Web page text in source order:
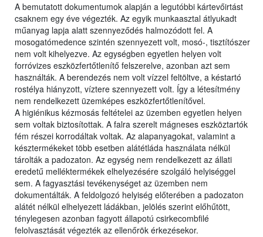
A bemutatott dokumentumok alapján a legutóbbi kártevőirtást
csaknem egy éve végezték. Az egyik munkaasztal átlyukadt
műanyag lapja alatt szennyeződés halmozódott fel. A
mosogatómedence szintén szennyezett volt, mosó-, tisztítószer
nem volt kihelyezve. Az egységben egyetlen helyen volt
forróvizes eszközfertőtlenítő felszerelve, azonban azt sem
használták. A berendezés nem volt vízzel feltöltve, a késtartó
rostélya hiányzott, víztere szennyezett volt. Így a létesítmény
nem rendelkezett üzemképes eszközfertőtlenítővel.
A higiénikus kézmosás feltételei az üzemben egyetlen helyen
sem voltak biztosítottak. A falra szerelt mágneses eszköztartók
fém részei korrodáltak voltak. Az alapanyagokat, valamint a
késztermékeket több esetben alátétláda használata nélkül
tárolták a padozaton. Az egység nem rendelkezett az állati
eredetű melléktermékek elhelyezésére szolgáló helyiséggel
sem. A fagyasztási tevékenységet az üzemben nem
dokumentálták. A feldolgozó helyiség előterében a padozaton
alátét nélkül elhelyezett ládákban, jelölés szerint előhűtött,
ténylegesen azonban fagyott állapotú csirkecombfilé
felolvasztását végezték az ellenőrök érkezésekor.